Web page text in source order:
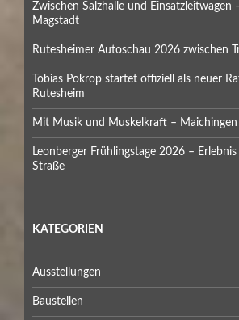
Zwischen Salzhalle und Einsatzleitwagen
Magstadt
Rutesheimer Autoschau 2026 zwischen
Tobias Pokrop startet offiziell als neuer
Rutesheim
Mit Musik und Muskelkraft –
Leonberger Frühlingstage 2026 –
Straße
KATEGORIEN
Ausstellungen
Baustellen